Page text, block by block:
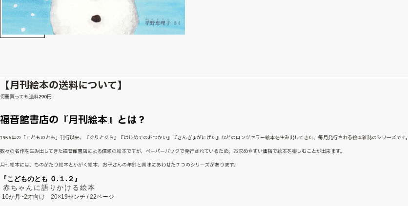
【月刊絵本の送料について】
何冊買っても送料290円
福音館書店の『月刊絵本』とは？
1956年の「こどものとも」刊行以来、『ぐりとぐら』『はじめてのおつかい』『きんぎょがにげた』などのロングセラー絵本を生み出してきた、毎月発行される絵本雑誌のシリーズです。
数々の名作を生み出してきた福音館書店による信頼の絵本ですが、ペーパーバックで発行されているため、お求めやすい価格で絵本を楽しむことが出来ます。
月刊絵本には、ものがたり絵本とかがく絵本、お子さんの年齢と興味にあわせた７つのシリーズがあります。
『こどものとも ０.１.２』
赤ちゃんに語りかける絵本
10か月~2才向け 20×19センチ / 22ページ